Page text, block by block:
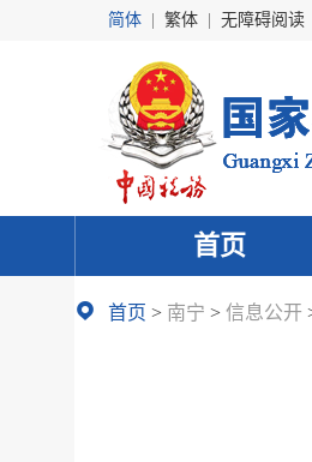
简体 繁体 无障碍阅读
首页
首页 > 南宁 > 信息公开